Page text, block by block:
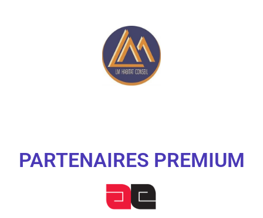
PARTENAIRES PREMIUM